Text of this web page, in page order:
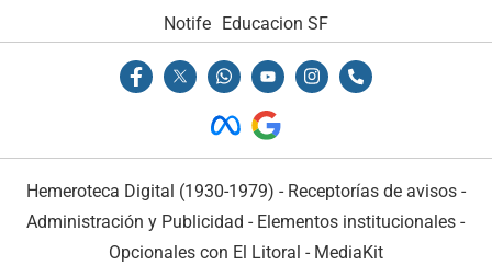
Notife Educacion SF
Hemeroteca Digital (1930-1979) - Receptorías de avisos -
Administración y Publicidad - Elementos institucionales -
Opcionales con El Litoral - MediaKit